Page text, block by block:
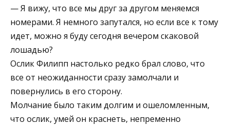
— Я вижу, что все мы друг за другом меняемся
номерами. Я немного запутался, но если все к тому
идет, можно я буду сегодня вечером скаковой
лошадью?
Ослик Филипп настолько редко брал слово, что
все от неожиданности сразу замолчали и
повернулись в его сторону.
Молчание было таким долгим и ошеломленным,
что ослик, умей он краснеть, непременно